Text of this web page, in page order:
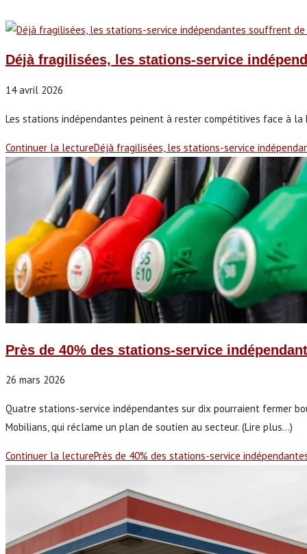
Déjà fragilisées, les stations-service
14 avril 2026
Les stations indépendantes peinent à rester compétitives face à
Continuer la lectureDéjà fragilisées, les stations-service
Près de 40% des stations-service
26 mars 2026
Quatre stations-service indépendantes sur dix pourraient fermer
Mobilians, qui réclame un plan de soutien au secteur. (Lire plus...)
Continuer la lecturePrès de 40% des stations-service